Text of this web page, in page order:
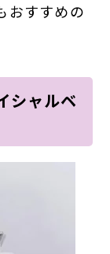
おすすめの
シャルベ